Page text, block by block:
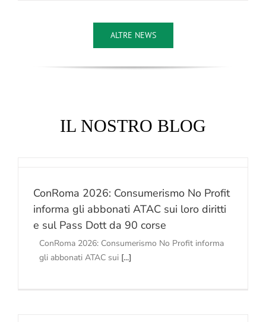
ALTRE NEWS
IL NOSTRO BLOG
ConRoma 2026: Consumerismo No Profit
informa gli abbonati ATAC sui loro diritti
e sul Pass Dott da 90 corse
ConRoma 2026: Consumerismo No Profit informa
gli abbonati ATAC sui [...]